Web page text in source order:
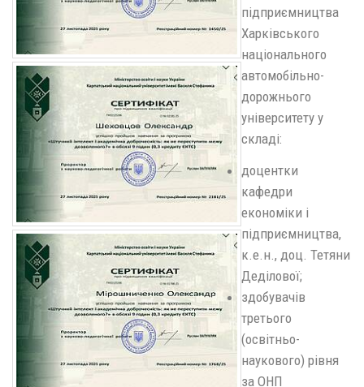
підприємництва
Харківського
національного
автомобільно-
дорожнього
університету у
складі:
доцентки
кафедри
економіки і
підприємництва,
к.е.н., доц. Тетяни
Деділової;
здобувачів
третього
(освітньо-
наукового) рівня
за ОНП